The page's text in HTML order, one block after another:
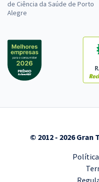
de Ciência da Saúde de Porto
Alegre
© 2012 - 2026 Gran
Política